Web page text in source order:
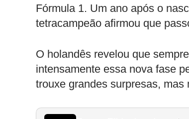
Fórmula 1. Um ano após o
tetracampeão afirmou que
O holandês revelou que
intensamente essa nova fase
trouxe grandes surpresas,